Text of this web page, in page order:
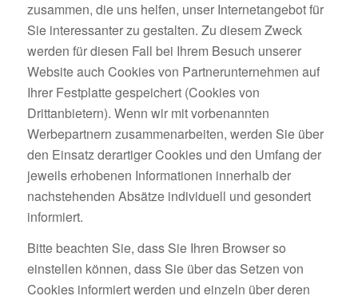
zusammen, die uns helfen, unser Internetangebot für
Sie interessanter zu gestalten. Zu diesem Zweck
werden für diesen Fall bei Ihrem Besuch unserer
Website auch Cookies von Partnerunternehmen auf
Ihrer Festplatte gespeichert (Cookies von
Drittanbietern). Wenn wir mit vorbenannten
Werbepartnern zusammenarbeiten, werden Sie über
den Einsatz derartiger Cookies und den Umfang der
jeweils erhobenen Informationen innerhalb der
nachstehenden Absätze individuell und gesondert
informiert.
Bitte beachten Sie, dass Sie Ihren Browser so
einstellen können, dass Sie über das Setzen von
Cookies informiert werden und einzeln über deren